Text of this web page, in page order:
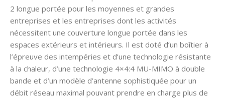
2 longue portée pour les moyennes et grandes
entreprises et les entreprises dont les activités
nécessitent une couverture longue portée dans les
espaces extérieurs et intérieurs. Il est doté d’un boîtier à
l’épreuve des intempéries et d’une technologie résistante
à la chaleur, d’une technologie 4×4:4 MU-MIMO à double
bande et d’un modèle d’antenne sophistiquée pour un
débit réseau maximal pouvant prendre en charge plus de